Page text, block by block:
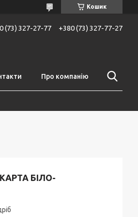
Кошик
(73) 327-27-77 +380 (73) 327-77-27
Про компанію
БІЛО-